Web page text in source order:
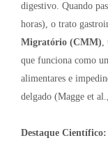
digestivo. Quando
horas), o trato
Migratório (CMM),
que funciona como
alimentares e
delgado (Magge et
Destaque Científico: